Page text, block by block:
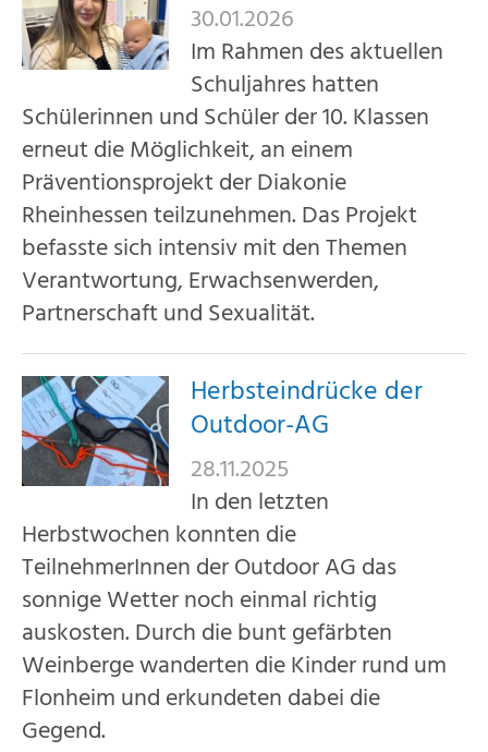
30.01.2026
Im Rahmen des aktuellen
Schuljahres hatten
Schülerinnen und Schüler der 10. Klassen
erneut die Möglichkeit, an einem
Präventionsprojekt der Diakonie
Rheinhessen teilzunehmen. Das Projekt
befasste sich intensiv mit den Themen
Verantwortung, Erwachsenwerden,
Partnerschaft und Sexualität.
Herbsteindrücke der
Outdoor-AG
28.11.2025
In den letzten
Herbstwochen konnten die
TeilnehmerInnen der Outdoor AG das
sonnige Wetter noch einmal richtig
auskosten. Durch die bunt gefärbten
Weinberge wanderten die Kinder rund um
Flonheim und erkundeten dabei die
Gegend.